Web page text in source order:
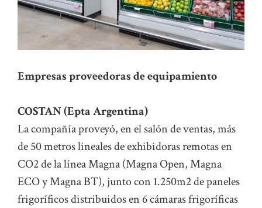
Empresas proveedoras de equipamiento
COSTAN (Epta Argentina)
La compañía proveyó, en el salón de ventas, más
de 50 metros lineales de exhibidoras remotas en
CO2 de la línea Magna (Magna Open, Magna
ECO y Magna BT), junto con 1.250m2 de paneles
frigoríficos distribuidos en 6 cámaras frigoríficas